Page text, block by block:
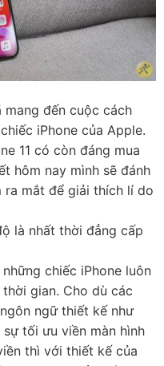
mang đến cuộc cách
iPhone của Apple.
11 có còn đáng mua
hôm nay mình sẽ đánh
ra mắt để giải thích lí do
là nhất thời đẳng cấp
chiếc iPhone luôn
gian. Cho dù các
ngữ thiết kế như
tối ưu viền màn hình
thì với thiết kế của